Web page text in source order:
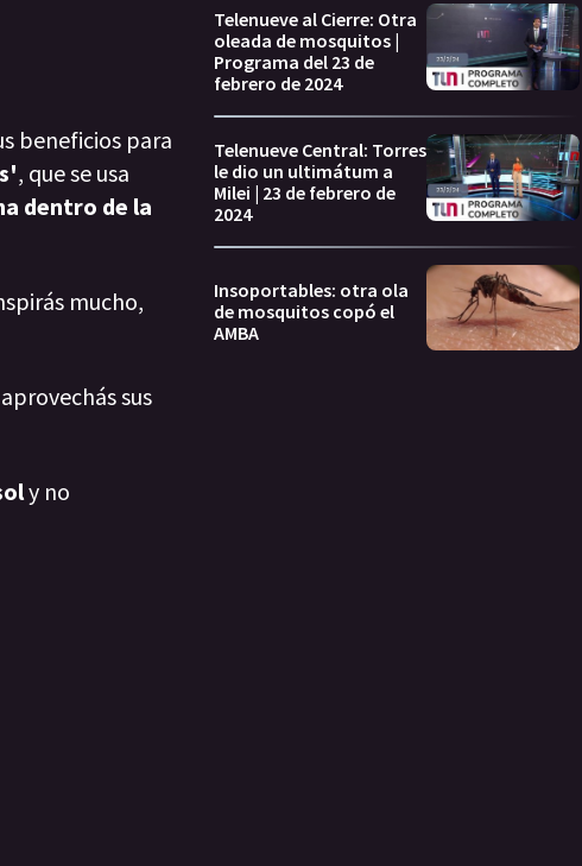
beneficios para
, que se usa
dentro de la
mucho,
sus
y no
Telenueve al Cierre: Otra
oleada de mosquitos |
Programa del 23 de
febrero de 2024
Telenueve Central: Torres
le dio un ultimátum a
Milei | 23 de febrero de
2024
Insoportables: otra ola
de mosquitos copó el
AMBA